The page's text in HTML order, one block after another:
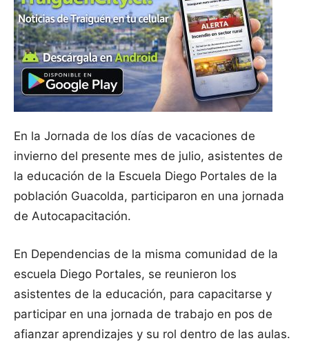
En la Jornada de los días de vacaciones de
invierno del presente mes de julio, asistentes de
la educación de la Escuela Diego Portales de la
población Guacolda, participaron en una jornada
de Autocapacitación.
En Dependencias de la misma comunidad de la
escuela Diego Portales, se reunieron los
asistentes de la educación, para capacitarse y
participar en una jornada de trabajo en pos de
afianzar aprendizajes y su rol dentro de las aulas.